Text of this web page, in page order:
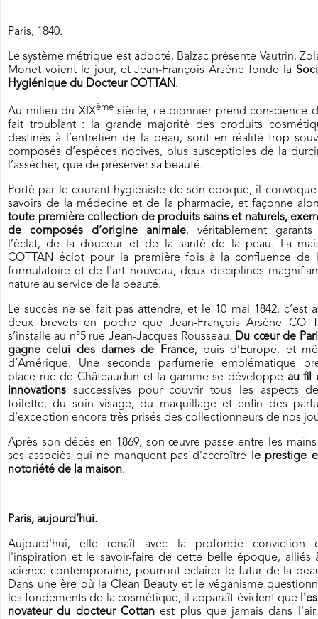
Paris, 1840.
Le système métrique est adopté, Balzac présente Vautrin,
Monet voient le jour, et Jean-François Arsène fonde la
Hygiénique du Docteur COTTAN.
Au milieu du XIXèmesiècle, ce pionnier prend conscience
fait troublant : la grande majorité des produits
destinés à l’entretien de la peau, sont en réalité trop
composés d’espèces nocives, plus susceptibles de la
l’assécher, que de préserver sa beauté.
Porté par le courant hygiéniste de son époque, il convoque
savoirs de la médecine et de la pharmacie, et façonne
toute première collection de produits sains et naturels,
de composés d’origine animale, véritablement
l’éclat, de la douceur et de la santé de la peau. La
COTTAN éclot pour la première fois à la confluence de
formulatoire et de l'art nouveau, deux disciplines
nature au service de la beauté.
Le succès ne se fait pas attendre, et le 10 mai 1842, c’est
deux brevets en poche que Jean-François Arsène
s’installe au n°5 rue Jean-Jacques Rousseau. Du cœur de
gagne celui des dames de France, puis d’Europe, et
d’Amérique. Une seconde parfumerie emblématique
place rue de Châteaudun et la gamme se développe au fil
innovations successives pour couvrir tous les aspects
toilette, du soin visage, du maquillage et enfin des
d'exception encore très prisés des collectionneurs de nos
Après son décès en 1869, son œuvre passe entre les
ses associés qui ne manquent pas d’accroître le prestige
notoriété de la maison.
Paris, aujourd’hui.
Aujourd'hui, elle renaît avec la profonde conviction
l'inspiration et le savoir-faire de cette belle époque, alliés
science contemporaine, pourront éclairer le futur de la
Dans une ère où la Clean Beauty et le véganisme
les fondements de la cosmétique, il apparaît évident que
novateur du docteur Cottan est plus que jamais dans